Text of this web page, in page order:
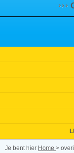
Je bent hier Home >